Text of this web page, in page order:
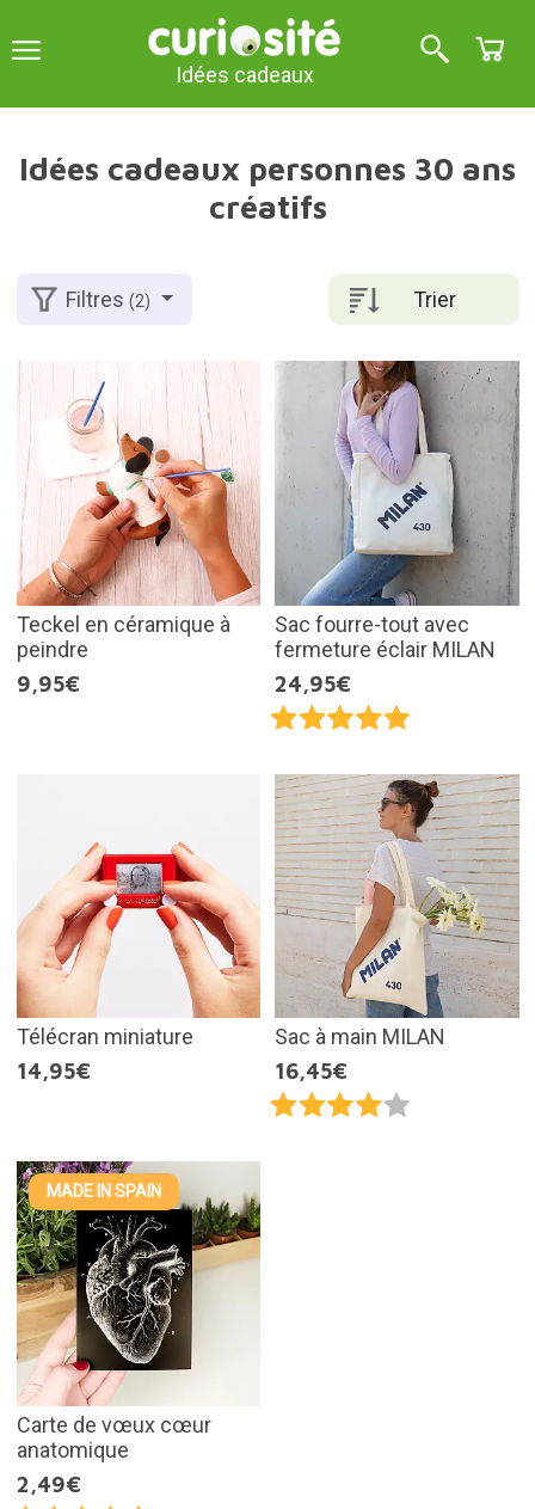
Idées cadeaux
Idées cadeaux personnes 30 ans
créatifs
Trier
Filtres(2)
Teckel en céramique à
peindre
9,95€
Sac fourre-tout avec
fermeture éclair MILAN
24,95€
Télécran miniature
14,95€
Sac à main MILAN
16,45€
MADE IN SPAIN
Carte de vœux cœur
anatomique
2,49€